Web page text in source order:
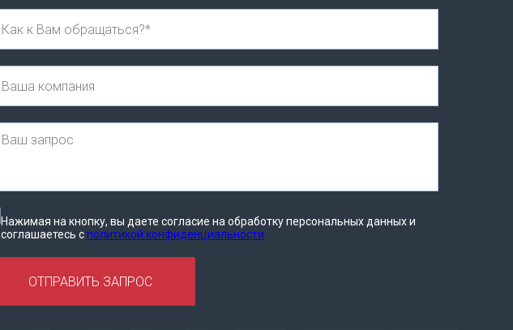
Нажимая на кнопку, вы даете согласие на обработку персональных данных и
соглашаетесь cполитикой конфиденциальности
ОТПРАВИТЬ ЗАПРОС